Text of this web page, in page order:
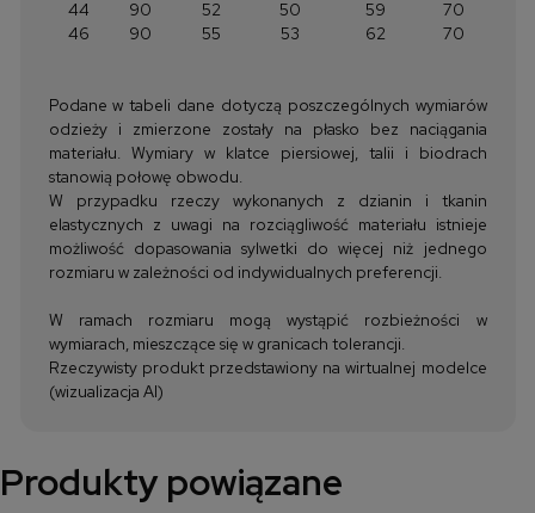
44 90 52 50 59
70
46
90 55 53 62 70
Podane w tabeli dane dotyczą poszczególnych wymiarów
odzieży i zmierzone zostały na płasko bez naciągania
materiału. Wymiary w klatce piersiowej, talii i biodrach
stanowią połowę obwodu.
W przypadku rzeczy wykonanych z dzianin i tkanin
elastycznych z uwagi na rozciągliwość materiału istnieje
możliwość dopasowania sylwetki do więcej niż jednego
rozmiaru w zależności od indywidualnych preferencji.
W ramach rozmiaru mogą wystąpić rozbieżności w
wymiarach, mieszczące się w granicach tolerancji.
Rzeczywisty produkt przedstawiony na wirtualnej modelce
(wizualizacja AI)
Produkty powiązane